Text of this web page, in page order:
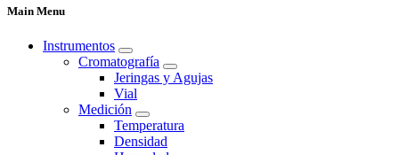
Main Menu
Instrumentos
Cromatografía
Jeringas y Agujas
Vial
Medición
Temperatura
Densidad